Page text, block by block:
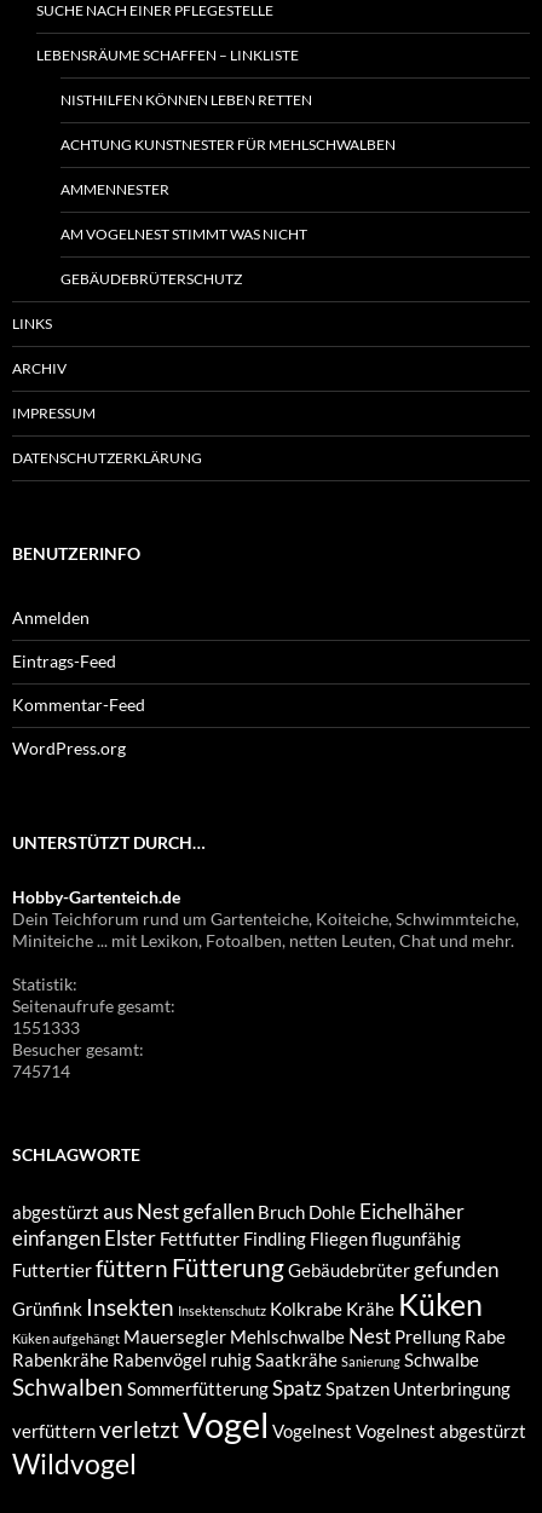
SUCHE NACH EINER PFLEGESTELLE
LEBENSRÄUME SCHAFFEN – LINKLISTE
NISTHILFEN KÖNNEN LEBEN RETTEN
ACHTUNG KUNSTNESTER FÜR MEHLSCHWALBEN
AMMENNESTER
AM VOGELNEST STIMMT WAS NICHT
GEBÄUDEBRÜTERSCHUTZ
LINKS
ARCHIV
IMPRESSUM
DATENSCHUTZERKLÄRUNG
BENUTZERINFO
Anmelden
Eintrags-Feed
Kommentar-Feed
WordPress.org
UNTERSTÜTZT DURCH…
Hobby-Gartenteich.de
Dein Teichforum rund um Gartenteiche, Koiteiche, Schwimmteiche,
Miniteiche ... mit Lexikon, Fotoalben, netten Leuten, Chat und mehr.
Statistik:
Seitenaufrufe gesamt:
1551333
Besucher gesamt:
745714
SCHLAGWORTE
abgestürzt aus Nest gefallen Bruch Dohle Eichelhäher
einfangenElster Fettfutter Findling Fliegenflugunfähig
Futtertierfüttern FütterungGebäudebrüter gefunden
Grünfink Insekten Insektenschutz Kolkrabe Krähe Küken
Küken aufgehängt Mauersegler Mehlschwalbe Nest Prellung Rabe
Rabenkrähe Rabenvögel ruhigSaatkrähe Sanierung Schwalbe
Schwalben SommerfütterungSpatzSpatzen Unterbringung
verfütternverletztVogel Vogelnest Vogelnest abgestürzt
Wildvogel